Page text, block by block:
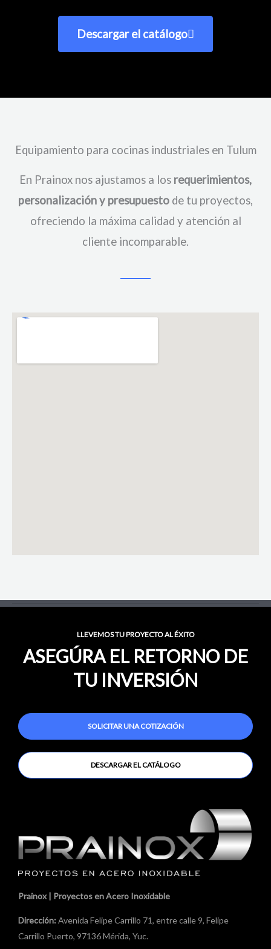
Descargar el catálogo
Equipamiento para cocinas industriales en Tulum
En Prainox nos ajustamos a los requerimientos,
personalización y presupuesto de tu proyectos,
ofreciendo la máxima calidad y atención al
cliente incomparable.
LLEVEMOS TU PROYECTO AL ÉXITO
ASEGÚRA EL RETORNO DE
TU INVERSIÓN
SOLICITAR UNA COTIZACIÓN
DESCARGAR EL CATÁLOGO
Prainox | Proyectos en Acero Inoxidable
Dirección: Avenida Felipe Carrillo 71, entre calle 9, Felipe
Carrillo Puerto, 97136 Mérida, Yuc.